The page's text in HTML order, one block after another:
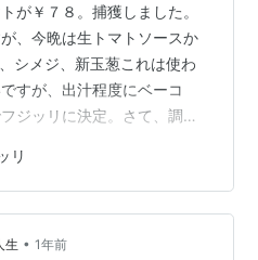
が￥７８。捕獲しました。
、今晩は生トマトソースか
シメジ、新玉葱これは使わ
すが、出汁程度にベーコ
ジッリに決定。さて、調理
、シメジ、玉葱の順に投
ソースを調整します。（ス
成です。トマト感は薄っす
プリプリ食感、ソースの絡
リ
生 • 1年前